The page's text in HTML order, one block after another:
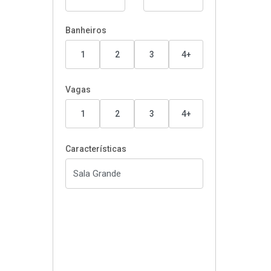
Banheiros
1 2 3 4+
Vagas
1 2 3 4+
Características